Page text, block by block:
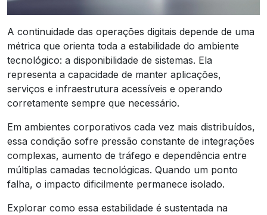
A continuidade das operações digitais depende de uma
métrica que orienta toda a estabilidade do ambiente
tecnológico: a disponibilidade de sistemas. Ela
representa a capacidade de manter aplicações,
serviços e infraestrutura acessíveis e operando
corretamente sempre que necessário.
Em ambientes corporativos cada vez mais distribuídos,
essa condição sofre pressão constante de integrações
complexas, aumento de tráfego e dependência entre
múltiplas camadas tecnológicas. Quando um ponto
falha, o impacto dificilmente permanece isolado.
Explorar como essa estabilidade é sustentada na